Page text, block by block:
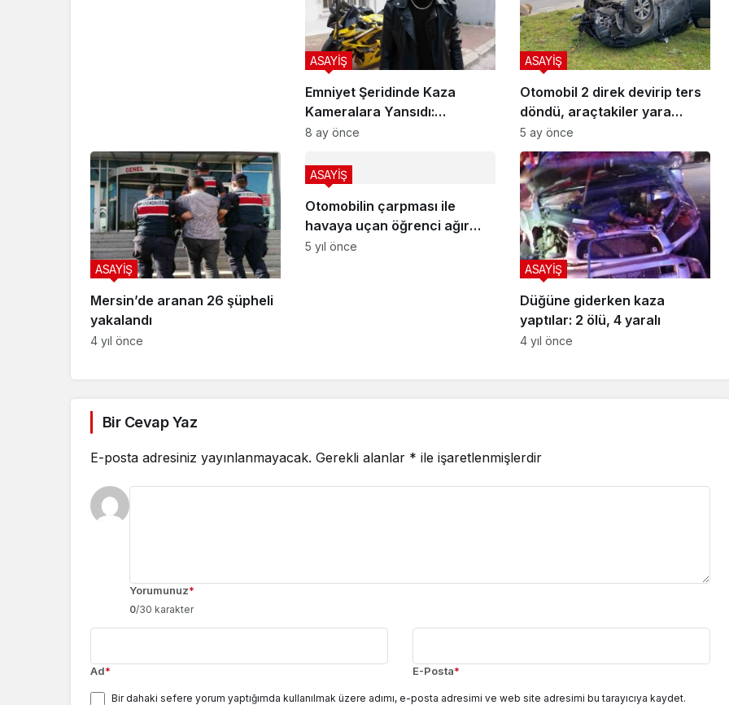
Emniyet Şeridinde Kaza
Kameralara Yansıdı:
Motosikletli Kaskıyla Kurtuldu
ASAYİŞ
8 ay önce
Otomobil 2 direk devirip ters
döndü, araçtakiler yara
almadan kurtuldu
ASAYİŞ
5 ay önce
Mersin’de aranan 26 şüpheli
yakalandı
ASAYİŞ
4 yıl önce
Otomobilin çarpması ile
havaya uçan öğrenci ağır
yaralandı
ASAYİŞ
5 yıl önce
Düğüne giderken kaza
yaptılar: 2 ölü, 4 yaralı
ASAYİŞ
4 yıl önce
Bir Cevap Yaz
E-posta adresiniz yayınlanmayacak. Gerekli alanlar * ile işaretlenmişlerdir
Yorumunuz*
0/30 karakter
Ad* E-Posta*
Bir dahaki sefere yorum yaptığımda kullanılmak üzere adımı, e-posta adresimi ve web site adresimi bu tarayıcıya kaydet.